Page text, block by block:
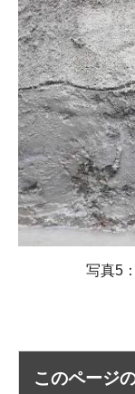
写真5
このページ